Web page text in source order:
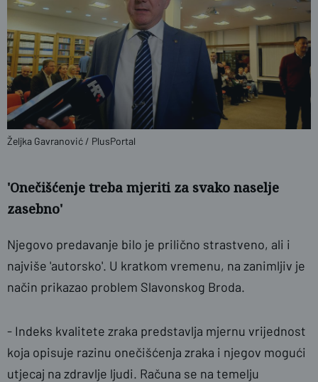
Željka Gavranović / PlusPortal
'Onečišćenje treba mjeriti za svako naselje
zasebno'
Njegovo predavanje bilo je prilično strastveno, ali i
najviše 'autorsko'. U kratkom vremenu, na zanimljiv je
način prikazao problem Slavonskog Broda.
- Indeks kvalitete zraka predstavlja mjernu vrijednost
koja opisuje razinu onečišćenja zraka i njegov mogući
utjecaj na zdravlje ljudi. Računa se na temelju